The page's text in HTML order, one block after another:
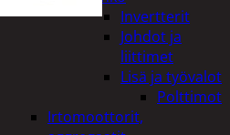
Invertterit
Johdot ja
liittimet
Lisä ja työvalot
Polttimot
Irtomoottorit,